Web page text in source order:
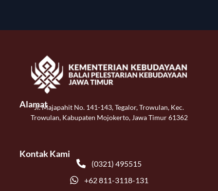
AlamatJl. Majapahit No. 141-143, Tegalor, Trowulan, Kec.
Trowulan, Kabupaten Mojokerto, Jawa Timur 61362
Kontak Kami
(0321) 495515
+62 811-3118-131